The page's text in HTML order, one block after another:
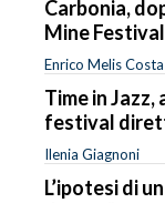
Carbonia,
Mine Festival
Enrico Melis Costa
Time in Jazz,
festival
Ilenia Giagnoni
L’ipotesi di